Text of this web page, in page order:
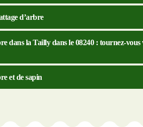
d’arbre
dans la Tailly dans le 08240 : tournez-vous
et de sapin